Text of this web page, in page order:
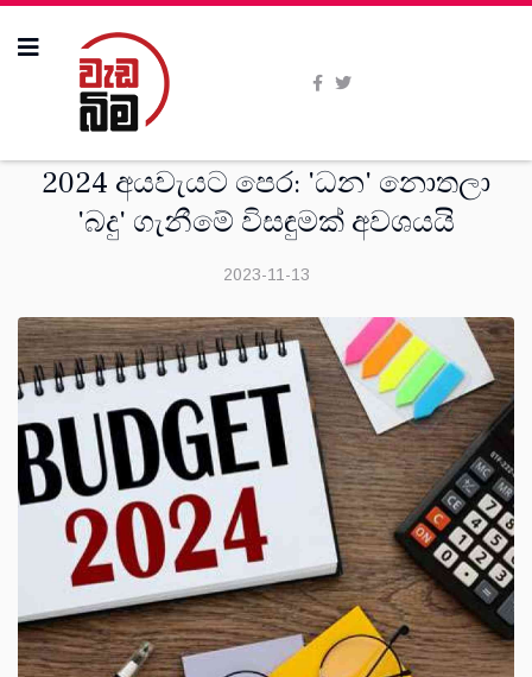
2024 අයවැයට පෙර: 'ධන' නොතලා
'බදු' ගැනීමේ විසඳුමක් අවශයයි
2023-11-13